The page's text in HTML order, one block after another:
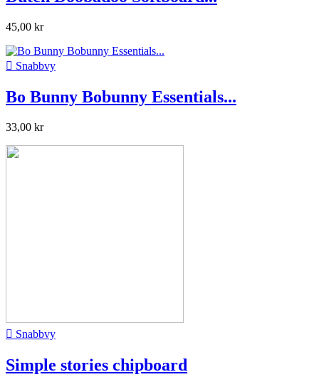
45,00 kr
 Snabbvy
Bo Bunny Bobunny Essentials...
33,00 kr
 Snabbvy
Simple stories chipboard